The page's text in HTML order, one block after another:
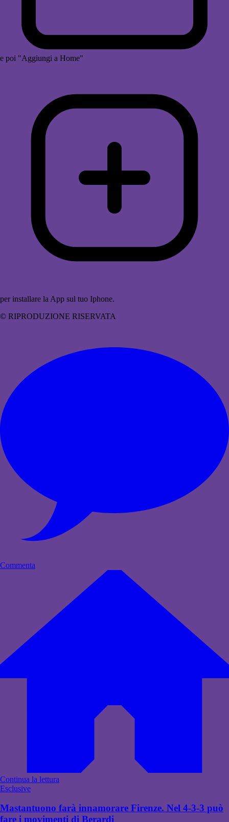
e poi "Aggiungi a Home"
per installare la App sul tuo Iphone.
© RIPRODUZIONE RISERVATA
Commenta
Continua la lettura
Esclusive
Mastantuono farà innamorare Firenze. Nel 4-3-3 può
fare i movimenti di Berardi